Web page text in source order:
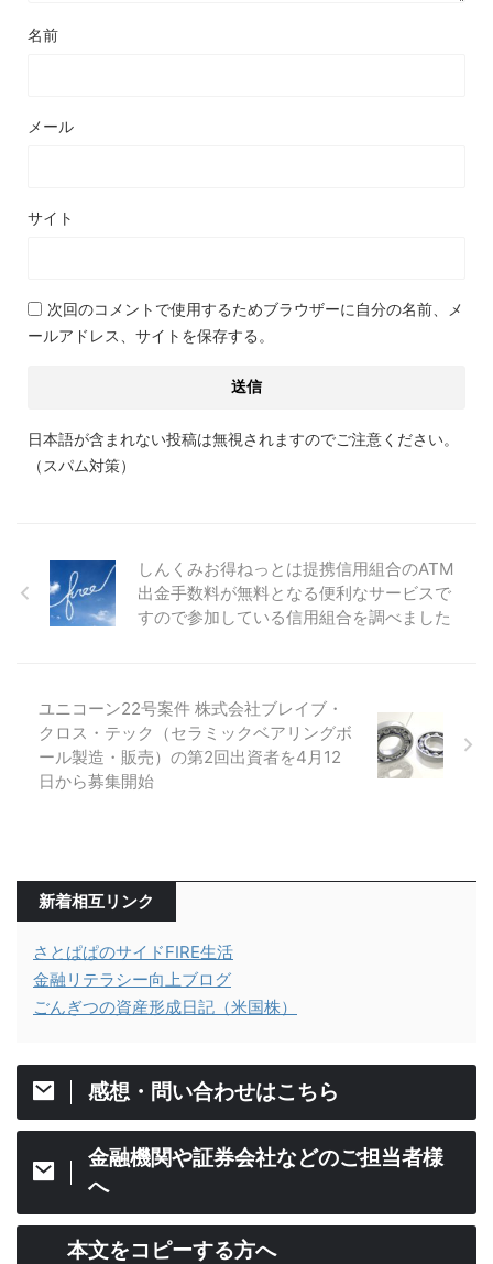
名前
メール
サイト
次回のコメントで使用するためブラウザーに自分の名前、メ
ールアドレス、サイトを保存する。
日本語が含まれない投稿は無視されますのでご注意ください。
（スパム対策）
しんくみお得ねっとは提携信用組合のATM
出金手数料が無料となる便利なサービスで
すので参加している信用組合を調べました
ユニコーン22号案件 株式会社ブレイブ・
クロス・テック（セラミックベアリングボ
ール製造・販売）の第2回出資者を4月12
日から募集開始
新着相互リンク
さとぱぱのサイドFIRE生活
金融リテラシー向上ブログ
ごんぎつの資産形成日記（米国株）
感想・問い合わせはこちら
金融機関や証券会社などのご担当者様
へ
本文をコピーする方へ